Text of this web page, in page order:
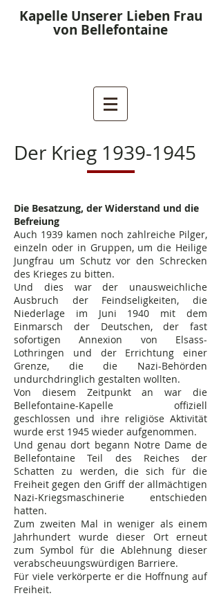
Kapelle Unserer Lieben Frau
von Bellefontaine
Der Krieg 1939-1945
Die Besatzung, der Widerstand und die
Befreiung
Auch 1939 kamen noch zahlreiche Pilger,
einzeln oder in Gruppen, um die Heilige
Jungfrau um Schutz vor den Schrecken
des Krieges zu bitten.
Und dies war der unausweichliche
Ausbruch der Feindseligkeiten, die
Niederlage im Juni 1940 mit dem
Einmarsch der Deutschen, der fast
sofortigen Annexion von Elsass-
Lothringen und der Errichtung einer
Grenze, die die Nazi-Behörden
undurchdringlich gestalten wollten.
Von diesem Zeitpunkt an war die
Bellefontaine-Kapelle offiziell
geschlossen und ihre religiöse Aktivität
wurde erst 1945 wieder aufgenommen.
Und genau dort begann Notre Dame de
Bellefontaine Teil des Reiches der
Schatten zu werden, die sich für die
Freiheit gegen den Griff der allmächtigen
Nazi-Kriegsmaschinerie entschieden
hatten.
Zum zweiten Mal in weniger als einem
Jahrhundert wurde dieser Ort erneut
zum Symbol für die Ablehnung dieser
verabscheuungswürdigen Barriere.
Für viele verkörperte er die Hoffnung auf
Freiheit.